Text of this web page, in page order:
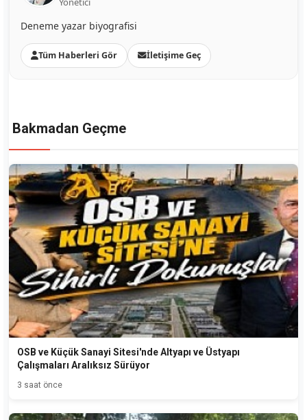
Deneme yazar biyografisi
Tüm Haberleri Gör İletişime Geç
Bakmadan Geçme
OSB ve Küçük Sanayi Sitesi'nde Altyapı ve Üstyapı
Çalışmaları Aralıksız Sürüyor
3 saat önce